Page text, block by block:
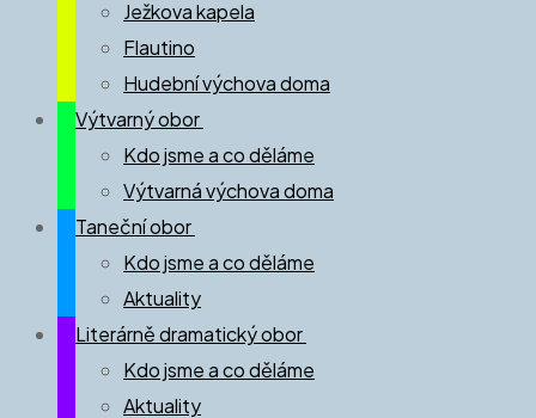
Ježkova kapela
Flautino
Hudební výchova doma
Výtvarný obor
Kdo jsme a co děláme
Výtvarná výchova doma
Taneční obor
Kdo jsme a co děláme
Aktuality
Literárně dramatický obor
Kdo jsme a co děláme
Aktuality